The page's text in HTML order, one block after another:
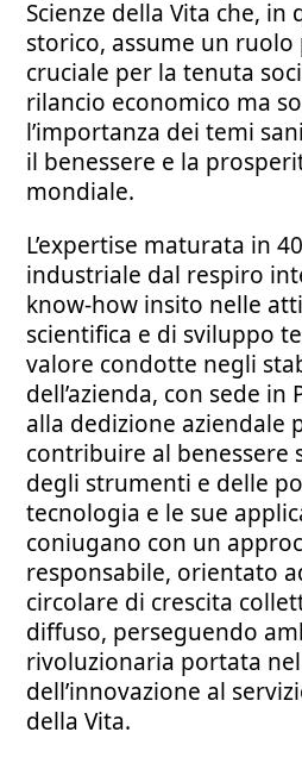
Scienze della Vita che,
storico, assume un
cruciale per la tenuta
rilancio economico ma
l’importanza dei temi
il benessere e la
mondiale.
L’expertise maturata in
industriale dal respiro
know-how insito nelle
scientifica e di sviluppo
valore condotte negli
dell’azienda, con sede
alla dedizione aziendale
contribuire al benessere
degli strumenti e delle
tecnologia e le sue
coniugano con un
responsabile, orientato
circolare di crescita
diffuso, perseguendo
rivoluzionaria portata
dell’innovazione al
della Vita.